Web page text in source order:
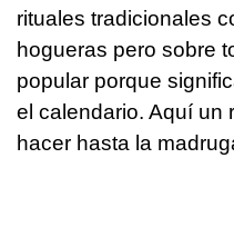
rituales tradicionales
hogueras pero sobre
popular porque
el calendario. Aquí un
hacer hasta la